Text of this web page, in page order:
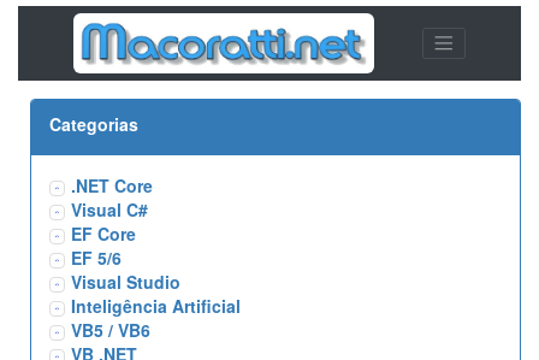
Categorias
.NET Core
Visual C#
EF Core
EF 5/6
Visual Studio
Inteligência Artificial
VB5 / VB6
VB .NET